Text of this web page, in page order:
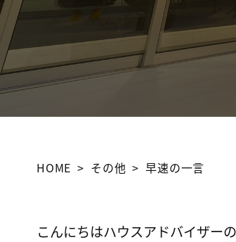
HOME その他 早速の一言
こんにちはハウスアドバイザーの